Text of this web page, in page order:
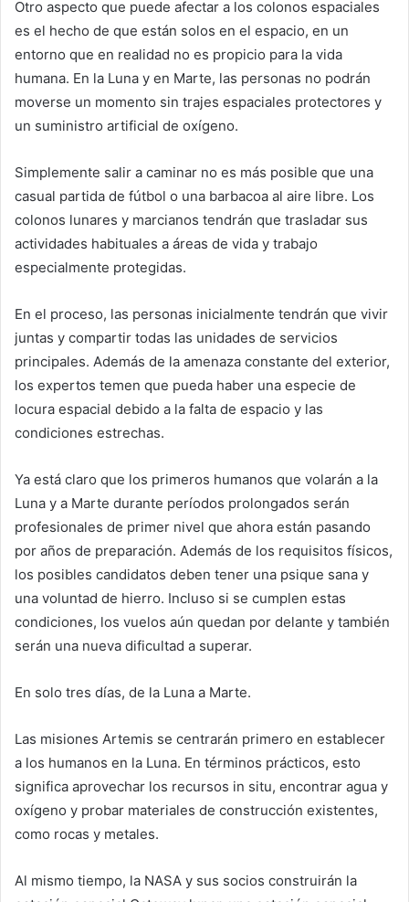
Otro aspecto que puede afectar a los colonos espaciales
es el hecho de que están solos en el espacio, en un
entorno que en realidad no es propicio para la vida
humana. En la Luna y en Marte, las personas no podrán
moverse un momento sin trajes espaciales protectores y
un suministro artificial de oxígeno.
Simplemente salir a caminar no es más posible que una
casual partida de fútbol o una barbacoa al aire libre. Los
colonos lunares y marcianos tendrán que trasladar sus
actividades habituales a áreas de vida y trabajo
especialmente protegidas.
En el proceso, las personas inicialmente tendrán que vivir
juntas y compartir todas las unidades de servicios
principales. Además de la amenaza constante del exterior,
los expertos temen que pueda haber una especie de
locura espacial debido a la falta de espacio y las
condiciones estrechas.
Ya está claro que los primeros humanos que volarán a la
Luna y a Marte durante períodos prolongados serán
profesionales de primer nivel que ahora están pasando
por años de preparación. Además de los requisitos físicos,
los posibles candidatos deben tener una psique sana y
una voluntad de hierro. Incluso si se cumplen estas
condiciones, los vuelos aún quedan por delante y también
serán una nueva dificultad a superar.
En solo tres días, de la Luna a Marte.
Las misiones Artemis se centrarán primero en establecer
a los humanos en la Luna. En términos prácticos, esto
significa aprovechar los recursos in situ, encontrar agua y
oxígeno y probar materiales de construcción existentes,
como rocas y metales.
Al mismo tiempo, la NASA y sus socios construirán la